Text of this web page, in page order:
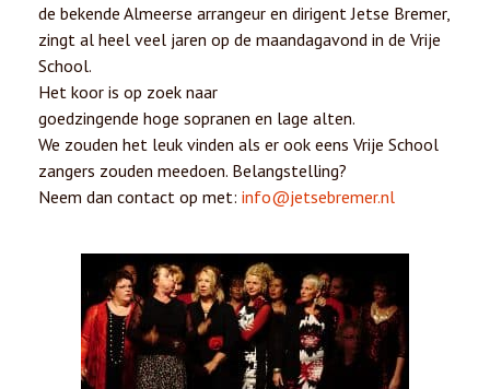
de bekende Almeerse arrangeur en dirigent Jetse Bremer,
zingt al heel veel jaren op de maandagavond in de Vrije
School.
Het koor is op zoek naar
goedzingende hoge sopranen en lage alten.
We zouden het leuk vinden als er ook eens Vrije School
zangers zouden meedoen. Belangstelling?
Neem dan contact op met: info@jetsebremer.nl